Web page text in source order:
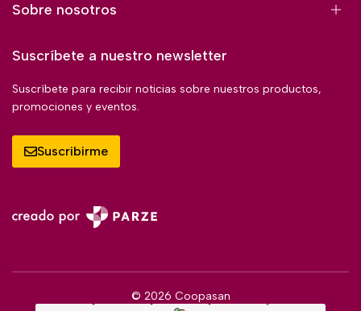
Sobre nosotros
Suscríbete a nuestro newsletter
Suscríbete para recibir noticias sobre nuestros productos,
promociones y eventos.
Suscribirme
© 2026 Coopasan